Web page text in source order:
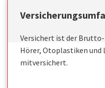
Versichert ist der
Hörer, Otoplastiken und
mitversichert.